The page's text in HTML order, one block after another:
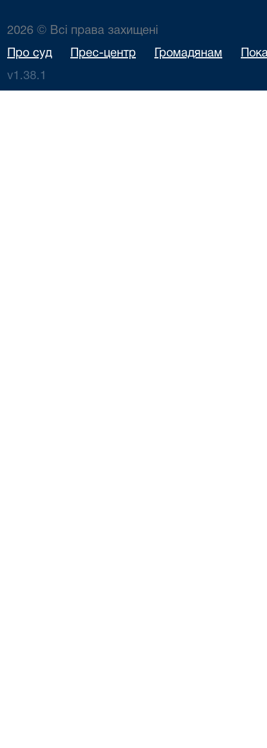
2026 © Всі права захищені
Про суд Прес-центр Громадянам
v1.38.1